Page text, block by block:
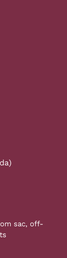
sac, off-